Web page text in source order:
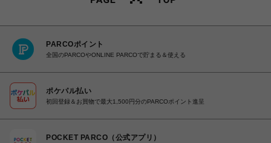
PARCOポイント
全国のPARCOやONLINE PARCOで貯まる＆使える
ポケパル払い
初回登録＆お買物で最大1,500円分のPARCOポイント進呈
POCKET PARCO（公式アプリ）